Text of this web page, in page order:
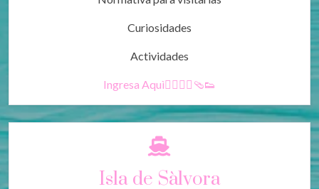
Curiosidades
Actividades
Ingresa Aquì🚶‍♀️🚶‍♂️🩴👟
Isla de Sàlvora